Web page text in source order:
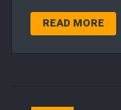
READ MORE